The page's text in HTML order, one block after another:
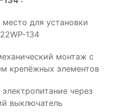
место для установки
134
монтаж с
крепёжных элементов
через
выключатель